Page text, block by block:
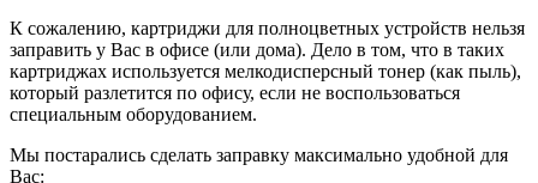
К сожалению, картриджи для полноцветных устройств нельзя
заправить у Вас в офисе (или дома). Дело в том, что в таких
картриджах используется мелкодисперсный тонер (как пыль),
который разлетится по офису, если не воспользоваться
специальным оборудованием.
Мы постарались сделать заправку максимально удобной для
Вас: